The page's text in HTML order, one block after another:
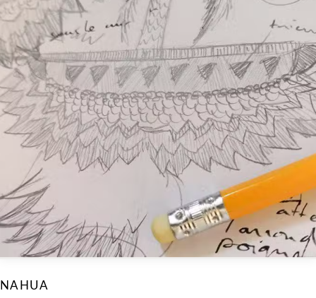
NAHUA